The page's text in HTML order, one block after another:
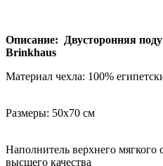
Описание: Двусторонняя
Brinkhaus
Материал чехла: 100%
Размеры: 50x70 см
Наполнитель верхнего
высшего качества